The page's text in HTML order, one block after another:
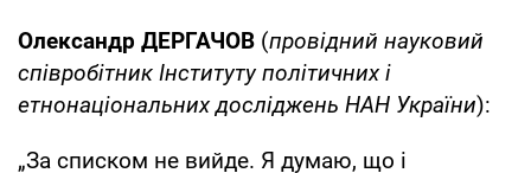
Олександр ДЕРГАЧОВ (провідний науковий
співробітник Інституту політичних і
етнонаціональних досліджень НАН України):
„За списком не вийде. Я думаю, що і